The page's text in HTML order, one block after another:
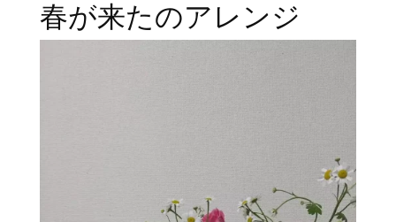
春が来たのアレンジ